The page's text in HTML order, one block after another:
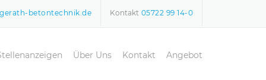
Kontakt 05722 99 14-0
betontechnik.de
Über Uns Kontakt Angebot